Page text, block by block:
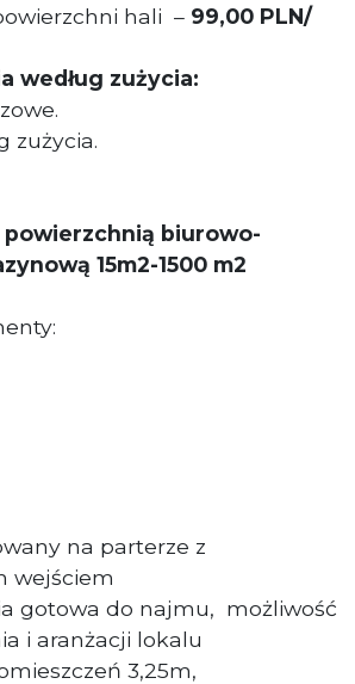
hali – 99,00 PLN/
według zużycia:
zużycia.
biurowo-
15m2-1500 m2
na parterze z
wejściem
gotowa do najmu, możliwość
i aranżacji lokalu
3,25m,